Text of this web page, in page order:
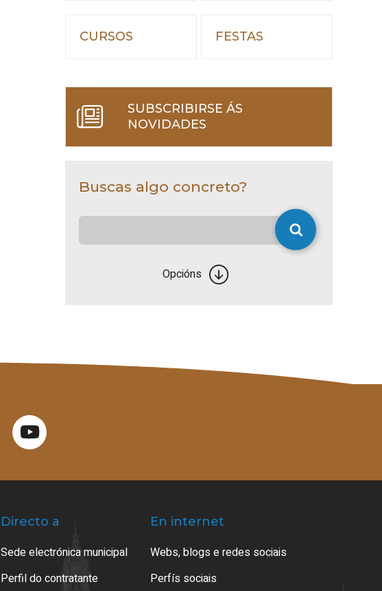
CURSOS FESTAS
SUBSCRIBIRSE ÁS
NOVIDADES
Buscas algo concreto?
Opcións
Directo a
Sede electrónica municipal
Perfil do contratante
En internet
Webs, blogs e redes sociais
Perfís sociais